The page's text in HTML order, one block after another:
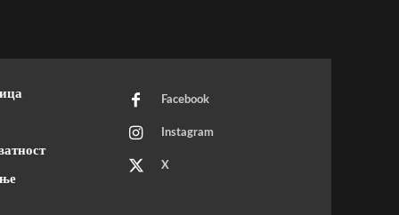
Facebook
Instagram
X